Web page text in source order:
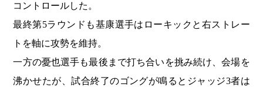
コントロールした。
最終第5ラウンドも基康選手はローキックと右ストレー
トを軸に攻勢を維持。
一方の憂也選手も最後まで打ち合いを挑み続け、会場を
沸かせたが、試合終了のゴングが鳴るとジャッジ3者は